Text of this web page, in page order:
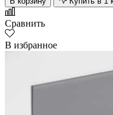
Сравнить
В избранное